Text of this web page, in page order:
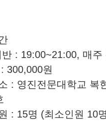
: 19:00~21:00, 매주
300,000원
: 영진전문대학교 복
: 15명 (최소인원 10